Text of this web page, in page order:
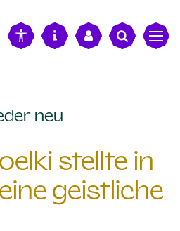
neu
stellte in
geistliche